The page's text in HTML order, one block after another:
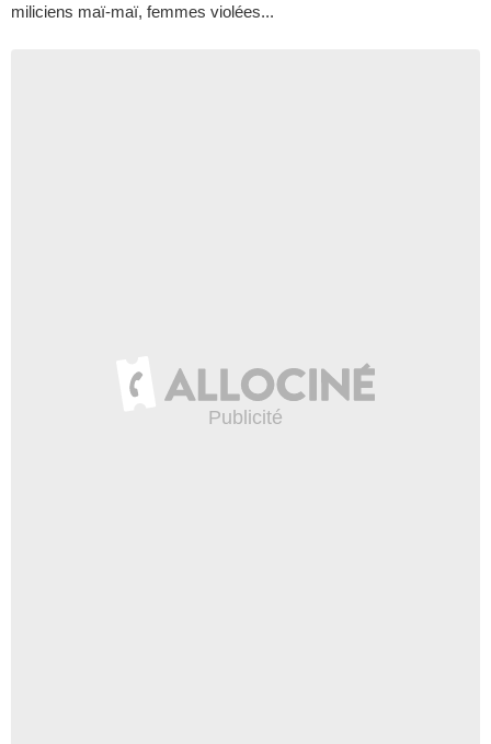
miliciens maï-maï, femmes violées...